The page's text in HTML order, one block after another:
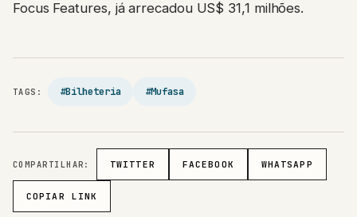
Focus Features, já arrecadou US$ 31,1 milhões.
TAGS: #Bilheteria #Mufasa
COMPARTILHAR: TWITTER FACEBOOK WHATSAPP
COPIAR LINK